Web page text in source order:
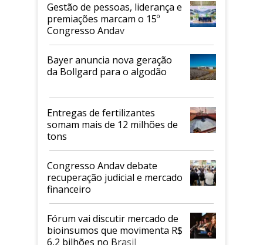
Gestão de pessoas, liderança e
premiações marcam o 15º
Congresso Andav
Bayer anuncia nova geração
da Bollgard para o algodão
Entregas de fertilizantes
somam mais de 12 milhões de
tons
Congresso Andav debate
recuperação judicial e mercado
financeiro
Fórum vai discutir mercado de
bioinsumos que movimenta R$
6,2 bilhões no Brasil